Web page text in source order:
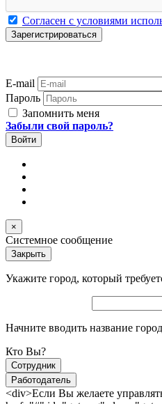
Согласен с условиями
E-mail
Пароль
Запомнить меня
Забыли свой пароль?
×
Системное сообщение
Закрыть
Укажите город, который
Начните вводить название
Кто Вы?
Сотрудник
Работодатель
<div>Если Вы желаете